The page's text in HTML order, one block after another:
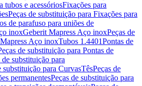
tubos e acessóriosFixações para
Peças de substituição para Fixações para
de parafuso para uniões de
inoxGeberit Mapress Aço inoxPeças de
Aço inoxTubos 1.4401Pontas de
de substituição para Pontas de
de substituição para
substituição para CurvasTêsPeças de
permanentesPeças de substituição para